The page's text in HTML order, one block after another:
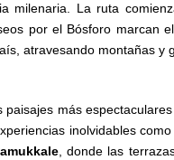
milenaria. La ruta
por el Bósforo marcan
atravesando montañas y
paisajes más
inolvidables
, donde las